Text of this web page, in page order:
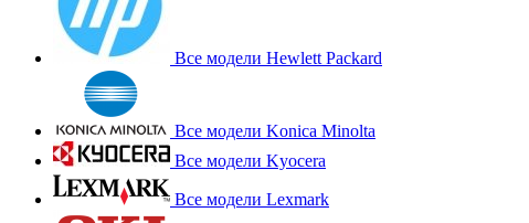
Все модели Hewlett Packard
Все модели Konica Minolta
Все модели Kyocera
Все модели Lexmark